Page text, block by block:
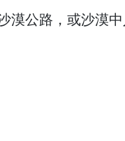
公路，或沙漠中